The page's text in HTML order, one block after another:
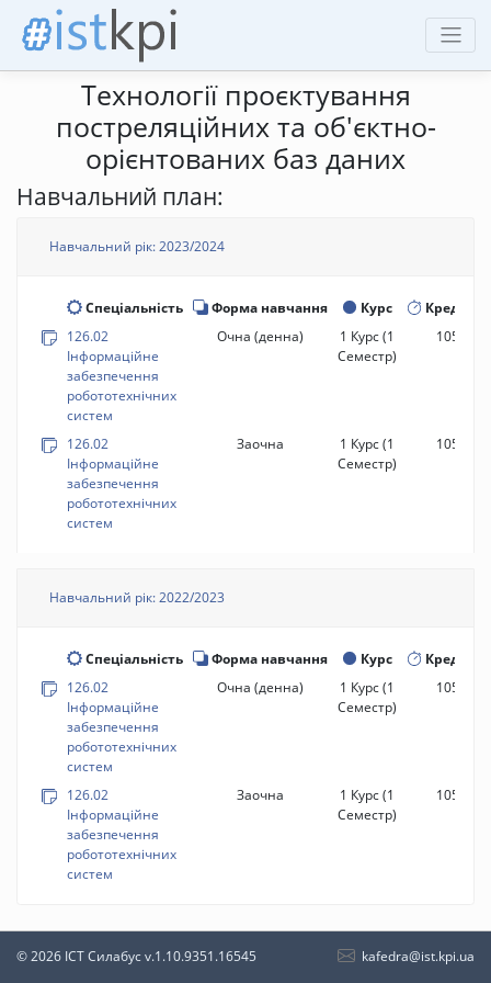
Технології проєктування
постреляційних та об'єктно-
орієнтованих баз даних
Навчальний план:
Навчальний рік: 2023/2024
Спеціальність Форма навчання Курс
Кредити
126.02
Інформаційне
забезпечення
робототехнічних
систем
Очна (денна) 1 Курс(1
Семестр)
105 год.
126.02
Інформаційне
забезпечення
робототехнічних
систем
Заочна 1 Курс(1
Семестр)
105 год.
Навчальний рік: 2022/2023
Спеціальність Форма навчання Курс
Кредити
126.02
Інформаційне
забезпечення
робототехнічних
систем
Очна (денна) 1 Курс(1
Семестр)
105 год.
126.02
Інформаційне
забезпечення
робототехнічних
систем
Заочна 1 Курс(1
Семестр)
105 год.
© 2026 ІСТ Силабусv.1.10.9351.16545 kafedra@ist.kpi.ua